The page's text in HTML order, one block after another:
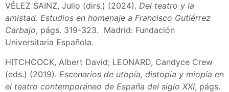
VÉLEZ SAINZ, Julio (dirs.) (2024). Del teatro y la
amistad. Estudios en homenaje a Francisco Gutiérrez
Carbajo, págs. 319-323. Madrid: Fundación
Universitaria Española.
HITCHCOCK, Albert David; LEONARD, Candyce Crew
(eds.) (2019). Escenarios de utopía, distopía y miopía en
el teatro contemporáneo de España del siglo XXI, págs.